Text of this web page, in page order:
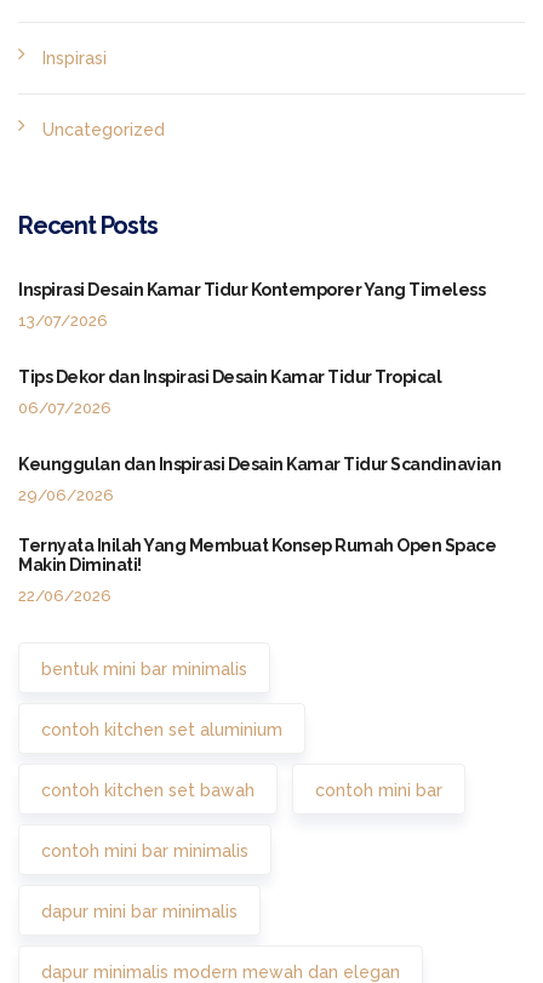
Inspirasi
Uncategorized
Recent Posts
Inspirasi Desain Kamar Tidur Kontemporer Yang Timeless
13/07/2026
Tips Dekor dan Inspirasi Desain Kamar Tidur Tropical
06/07/2026
Keunggulan dan Inspirasi Desain Kamar Tidur Scandinavian
29/06/2026
Ternyata Inilah Yang Membuat Konsep Rumah Open Space
Makin Diminati!
22/06/2026
bentuk mini bar minimalis
contoh kitchen set aluminium
contoh kitchen set bawah contoh mini bar
contoh mini bar minimalis
dapur mini bar minimalis
dapur minimalis modern mewah dan elegan